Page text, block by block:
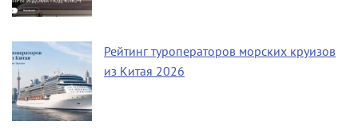
Рейтинг туроператоров морских круизов
из Китая 2026